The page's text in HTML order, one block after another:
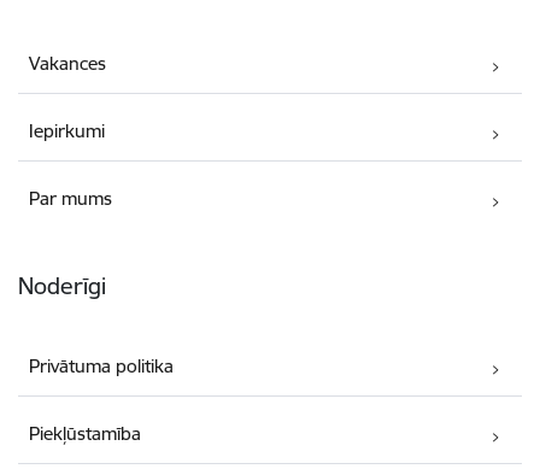
Vakances
Iepirkumi
Par mums
Noderīgi
Privātuma politika
Piekļūstamība